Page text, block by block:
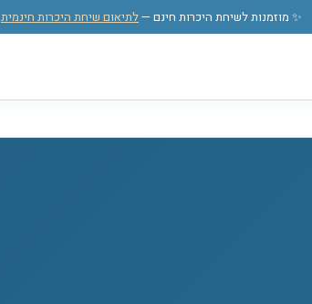
✨ מוזמנות לשיחת היכרות חינם —לתיאום שיחת היכרות חינמית